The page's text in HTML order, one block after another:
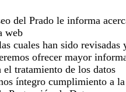
del Prado le informa
web
cuales han sido revisadas
ofrecer mayor
tratamiento de los datos
íntegro cumplimiento a la